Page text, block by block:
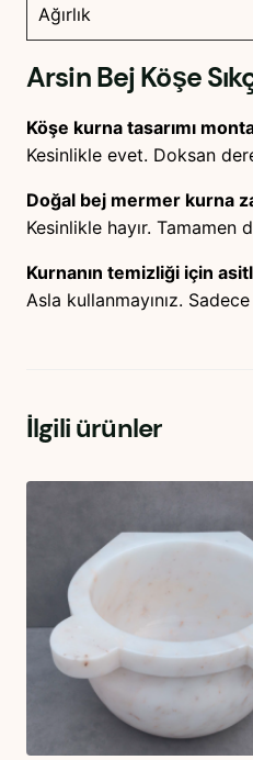
Ağırlık
Arsin Bej Köşe
Köşe kurna tasarımı
Kesinlikle evet. Doksan
Doğal bej mermer kurna
Kesinlikle hayır. Tamamen
Kurnanın temizliği için
Asla kullanmayınız.
İlgili ürünler